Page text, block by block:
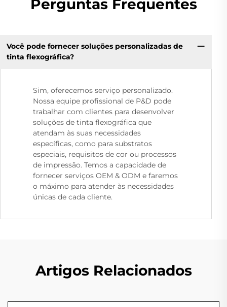
Perguntas Frequentes
Você pode fornecer soluções personalizadas de
tinta flexográfica?
Sim, oferecemos serviço personalizado.
Nossa equipe profissional de P&D pode
trabalhar com clientes para desenvolver
soluções de tinta flexográfica que
atendam às suas necessidades
específicas, como para substratos
especiais, requisitos de cor ou processos
de impressão. Temos a capacidade de
fornecer serviços OEM & ODM e faremos
o máximo para atender às necessidades
únicas de cada cliente.
Artigos Relacionados